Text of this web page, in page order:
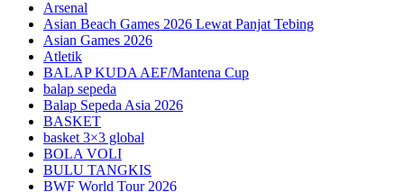
Arsenal
Asian Beach Games 2026 Lewat Panjat Tebing
Asian Games 2026
Atletik
BALAP KUDA AEF/Mantena Cup
balap sepeda
Balap Sepeda Asia 2026
BASKET
basket 3×3 global
BOLA VOLI
BULU TANGKIS
BWF World Tour 2026